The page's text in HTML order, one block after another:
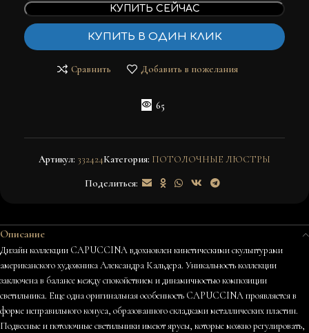
КУПИТЬ СЕЙЧАС
КУПИТЬ В ОДИН КЛИК
Сравнить Добавить в пожелания
65
Артикул: 332424Категория: ПОТОЛОЧНЫЕ ЛЮСТРЫ
Поделиться:
Описание
Дизайн коллекции CAPUCCINA вдохновлен кинетическими скульптурами
американского художника Александра Кальдера. Уникальность коллекции
заключена в балансе между спокойствием и динамичностью композиции
светильника. Еще одна оригинальная особенность CAPUCCINA проявляется в
форме неправильного конуса, образованного складками металлических пластин.
Подвесные и потолочные светильники имеют ярусы, которые можно регулировать,